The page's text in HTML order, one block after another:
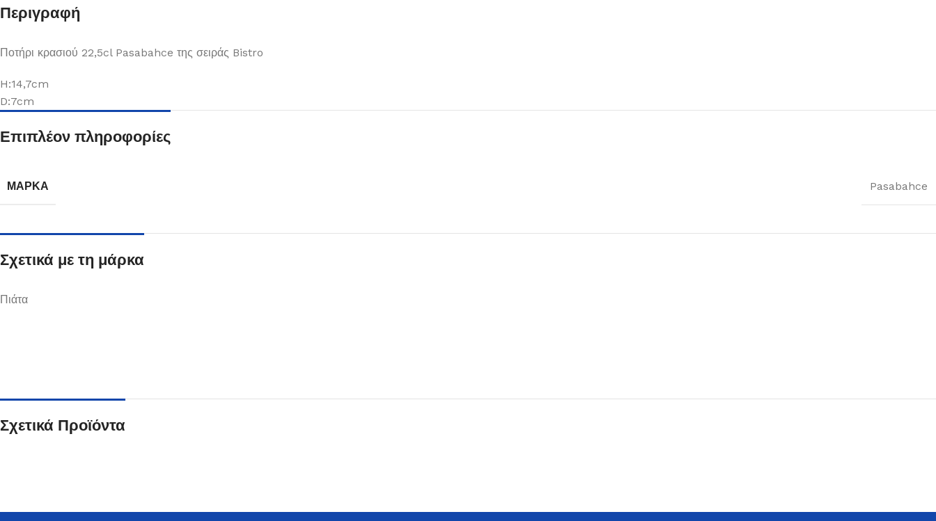
Πιάτα
Δείτε Περισσότερα
Μαχαιροπίρουνα
Περιγραφή
Ποτήρι κρασιού 22,5cl Pasabahce της σειράς Bistro
H:14,7cm
D:7cm
Επιπλέον πληροφορίες
ΜΆΡΚΑ Pasabahce
Σχετικά με τη μάρκα
Πιάτα
Σχετικά Προϊόντα